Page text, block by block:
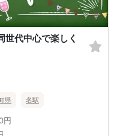
代中心で楽しく
県 名駅
円